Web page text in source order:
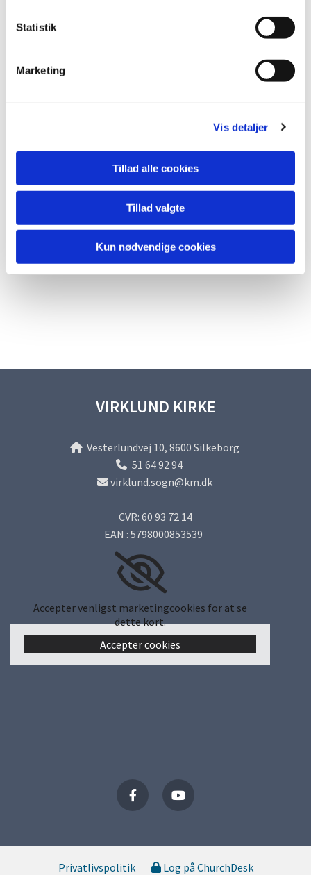
Statistik
Marketing
Vis detaljer
Tillad alle cookies
Tillad valgte
Kun nødvendige cookies
VIRKLUND KIRKE
Vesterlundvej 10, 8600 Silkeborg
 51 64 92 94
virklund.sogn@km.dk
CVR: 60 93 72 14
EAN : 5798000853539
Accepter venligst marketingcookies for at se
dette kort.
Accepter cookies
Privatlivspolitik Log på ChurchDesk